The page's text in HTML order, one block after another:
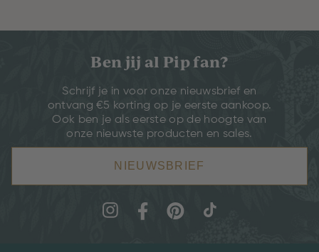
Ben jij al Pip fan?
Schrijf je in voor onze nieuwsbrief en
ontvang €5 korting op je eerste aankoop.
Ook ben je als eerste op de hoogte van
onze nieuwste producten en sales.
NIEUWSBRIEF